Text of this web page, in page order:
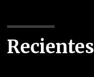
Recientes